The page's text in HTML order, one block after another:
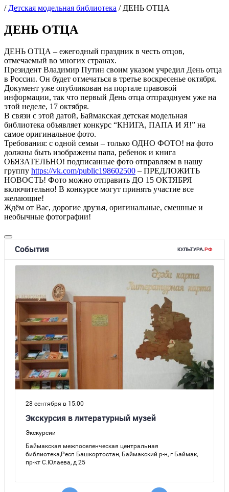
/ Детская модельная библиотека / ДЕНЬ ОТЦА
ДЕНЬ ОТЦА
ДЕНЬ ОТЦА – ежегодный праздник в честь отцов,
отмечаемый во многих странах.
Президент Владимир Путин своим указом учредил День отца
в России. Он будет отмечаться в третье воскресенье октября.
Документ уже опубликован на портале правовой
информации, так что первый День отца отпразднуем уже на
этой неделе, 17 октября.
В связи с этой датой, Баймакская детская модельная
библиотека объявляет конкурс “КНИГА, ПАПА И Я!” на
самое оригинальное фото.
Требования: с одной семьи – только ОДНО ФОТО! на фото
должны быть изображены папа, ребенок и книга
ОБЯЗАТЕЛЬНО! подписанные фото отправляем в нашу
группу https://vk.com/public198602500 – ПРЕДЛОЖИТЬ
НОВОСТЬ! Фото можно отправить ДО 15 ОКТЯБРЯ
включительно! В конкурсе могут принять участие все
желающие!
Ждём от Вас, дорогие друзья, оригинальные, смешные и
необычные фотографии!